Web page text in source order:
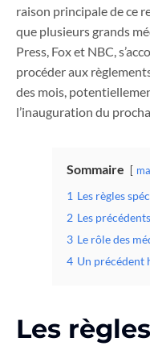
raison principale de ce
que plusieurs grands
Press, Fox et NBC,
procéder aux
des mois,
l’inauguration du
Sommaire
1 Les règles
2 Les
3 Le rôle des
4 Un précédent
Les